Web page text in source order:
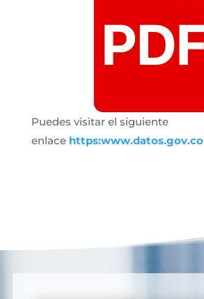
Puedes visitar el siguiente
enlace https:www.datos.gov.co